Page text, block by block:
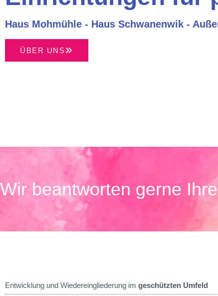
Haus Mohmühle - Haus Schwanenwik -
ÜBER UNS
Wir beantworten gerne
Entwicklung und Wiedereingliederung im geschützten Umfeld